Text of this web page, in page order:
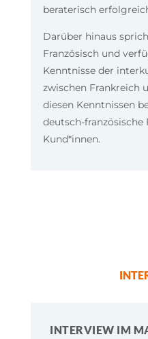
beraterisch
Darüber hinaus
Französisch und
Kenntnisse der
zwischen Frankreich
diesen Kenntnissen
deutsch-französische
Kund*innen.
INTERVIEW IM